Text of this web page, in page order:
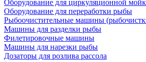
Оборудование для циркуляционной
Оборудование для переработки рыбы
Рыбоочистительные машины
Машины для разделки рыбы
Филетировочные машины
Машины для нарезки рыбы
Дозаторы для розлива рассола